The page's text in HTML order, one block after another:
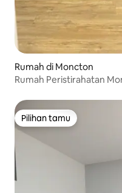
Rumah di Moncton
Rumah Peristirahatan
Pilihan tamu
Pilihan tamu